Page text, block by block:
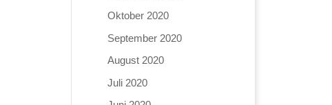
Oktober 2020
September 2020
August 2020
Juli 2020